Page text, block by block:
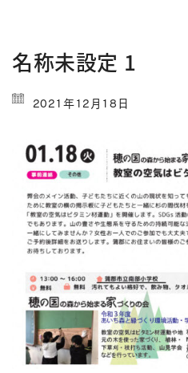
名称未設定 1
2021年12月18日